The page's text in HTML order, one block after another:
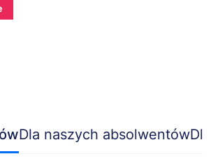
Dla naszych absolwentów